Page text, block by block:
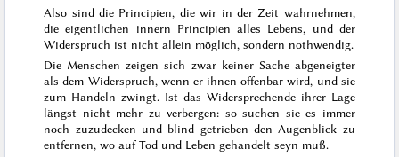
Also sind die Principien, die wir in der Zeit wahrnehmen,
die eigentlichen innern Principien alles Lebens, und der
Widerspruch ist nicht allein möglich, sondern nothwendig.
Die Menschen zeigen sich zwar keiner Sache abgeneigter
als dem Widerspruch, wenn er ihnen offenbar wird, und sie
zum Handeln zwingt. Ist das Widersprechende ihrer Lage
längst nicht mehr zu verbergen: so suchen sie es immer
noch zuzudecken und blind getrieben den Augenblick zu
entfernen, wo auf Tod und Leben gehandelt seyn muß.